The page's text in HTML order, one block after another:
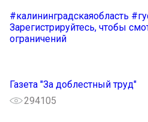
#калининградскаяобласть
Зарегистрируйтесь, чтобы
ограничений
Газета "За доблестный труд"
294105